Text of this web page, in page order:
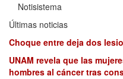
Notisistema
Últimas noticias
Choque entre deja dos
UNAM revela que las
hombres al cáncer tras